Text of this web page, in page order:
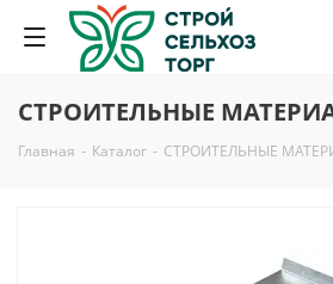
СТРОИТЕЛЬНЫЕ
Главная - Каталог - СТРОИТЕЛЬНЫЕ